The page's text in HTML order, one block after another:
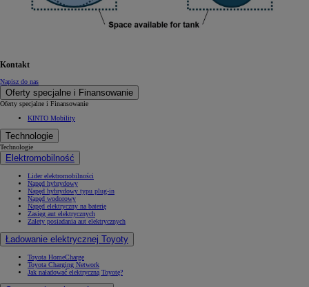
Kontakt
Napisz do nas
Oferty specjalne i Finansowanie
Oferty specjalne i Finansowanie
KINTO Mobility
Technologie
Technologie
Elektromobilność
Lider elektromobilności
Napęd hybrydowy
Napęd hybrydowy typu plug-in
Napęd wodorowy
Napęd elektryczny na baterię
Zasięg aut elektrycznych
Zalety posiadania aut elektrycznych
Ładowanie elektrycznej Toyoty
Toyota HomeCharge
Toyota Charging Network
Jak naładować elektryczną Toyotę?